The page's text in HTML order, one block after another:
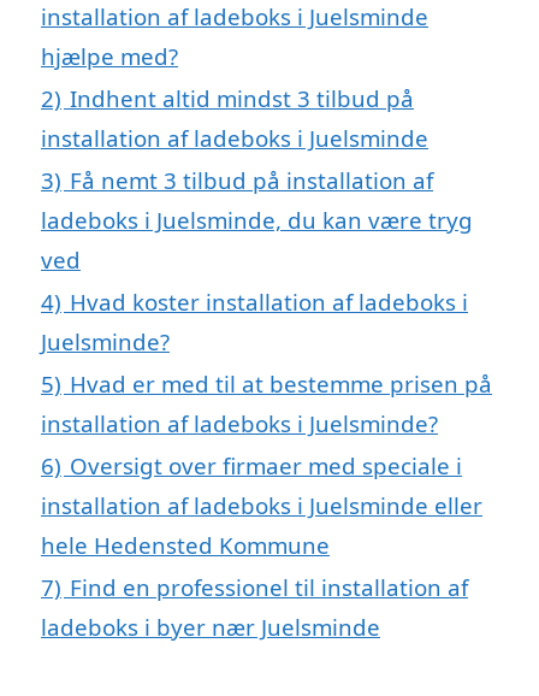
installation af ladeboks i Juelsminde
hjælpe med?
2) Indhent altid mindst 3 tilbud på
installation af ladeboks i Juelsminde
3) Få nemt 3 tilbud på installation af
ladeboks i Juelsminde, du kan være tryg
ved
4) Hvad koster installation af ladeboks i
Juelsminde?
5) Hvad er med til at bestemme prisen på
installation af ladeboks i Juelsminde?
6) Oversigt over firmaer med speciale i
installation af ladeboks i Juelsminde eller
hele Hedensted Kommune
7) Find en professionel til installation af
ladeboks i byer nær Juelsminde